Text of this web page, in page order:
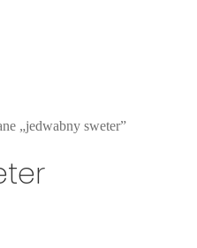
„jedwabny sweter”